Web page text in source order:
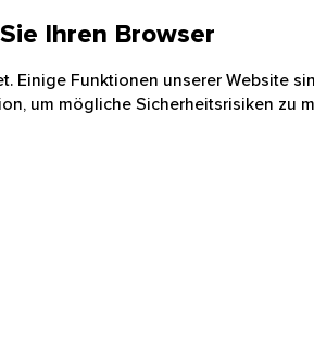
Ihren Browser
Einige Funktionen unserer Website
um mögliche Sicherheitsrisiken zu